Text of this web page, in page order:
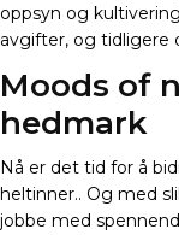
oppsyn og
avgifter, og tidligere
Moods of
hedmark
Nå er det tid for å
heltinner.. Og med
jobbe med